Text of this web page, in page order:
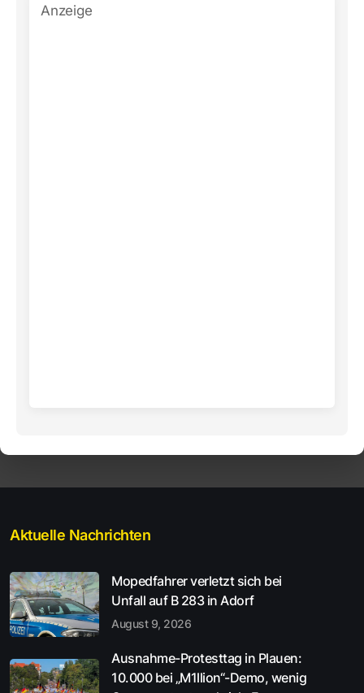
Anzeige
Aktuelle Nachrichten
Mopedfahrer verletzt sich bei
Unfall auf B 283 in Adorf
August 9, 2026
Ausnahme-Protesttag in Plauen:
10.000 bei „M1llion“-Demo, wenig